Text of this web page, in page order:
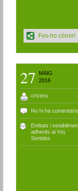
Fes-ho córrer!
27
MAIG
2016
crivera
No hi ha comentaris
Entitats i
adherits al VxL
Sortides